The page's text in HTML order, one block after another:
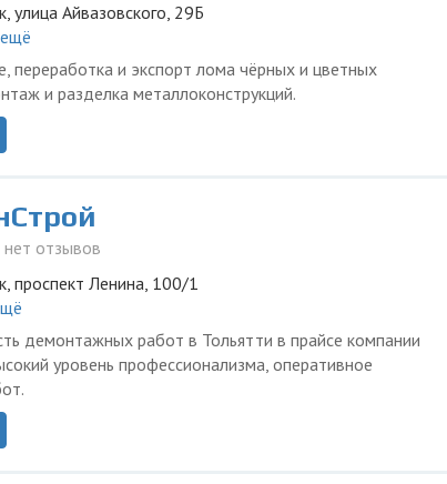
улица Айвазовского, 29Б
ещё
переработка и экспорт лома чёрных и цветных
и разделка металлоконструкций.
нет отзывов
проспект Ленина, 100/1
демонтажных работ в Тольятти в прайсе компании
уровень профессионализма, оперативное